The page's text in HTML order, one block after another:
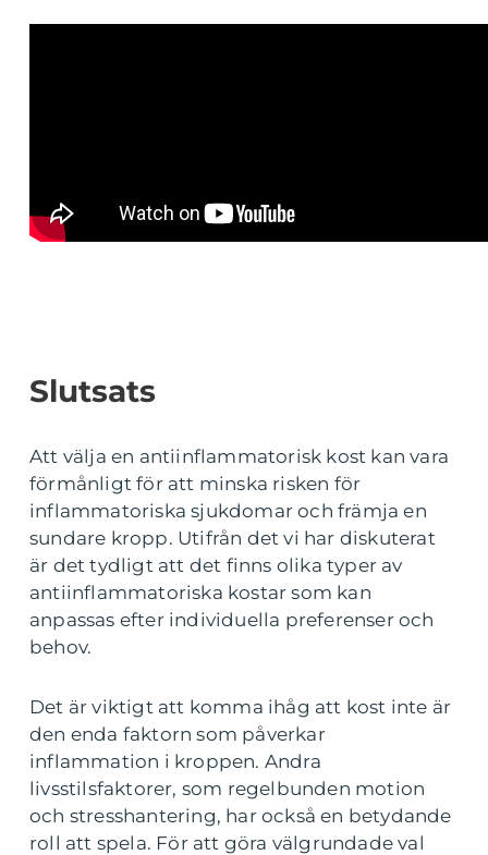
Slutsats
Att välja en antiinflammatorisk kost kan vara
förmånligt för att minska risken för
inflammatoriska sjukdomar och främja en
sundare kropp. Utifrån det vi har diskuterat
är det tydligt att det finns olika typer av
antiinflammatoriska kostar som kan
anpassas efter individuella preferenser och
behov.
Det är viktigt att komma ihåg att kost inte är
den enda faktorn som påverkar
inflammation i kroppen. Andra
livsstilsfaktorer, som regelbunden motion
och stresshantering, har också en betydande
roll att spela. För att göra välgrundade val